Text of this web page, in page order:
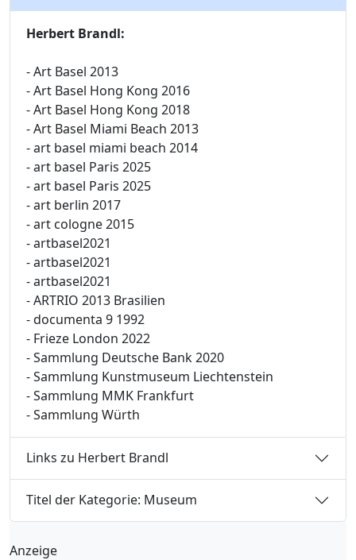
Herbert Brandl:
- Art Basel 2013
- Art Basel Hong Kong 2016
- Art Basel Hong Kong 2018
- Art Basel Miami Beach 2013
- art basel miami beach 2014
- art basel Paris 2025
- art basel Paris 2025
- art berlin 2017
- art cologne 2015
- artbasel2021
- artbasel2021
- artbasel2021
- ARTRIO 2013 Brasilien
- documenta 9 1992
- Frieze London 2022
- Sammlung Deutsche Bank 2020
- Sammlung Kunstmuseum Liechtenstein
- Sammlung MMK Frankfurt
- Sammlung Würth
Links zu Herbert Brandl
Titel der Kategorie: Museum
Anzeige